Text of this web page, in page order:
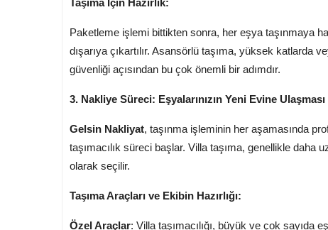
Taşıma İçin Hazırlık:
Paketleme işlemi bittikten sonra, her eşya taşınmaya
dışarıya çıkartılır. Asansörlü taşıma, yüksek katlarda
güvenliği açısından bu çok önemli bir adımdır.
3. Nakliye Süreci: Eşyalarınızın Yeni Evine Ulaşması
Gelsin Nakliyat, taşınma işleminin her aşamasında
taşımacılık süreci başlar. Villa taşıma, genellikle daha
olarak seçilir.
Taşıma Araçları ve Ekibin Hazırlığı:
Özel Araçlar: Villa taşımacılığı, büyük ve çok sayıda